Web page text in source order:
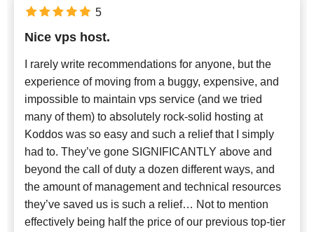
Nice vps host.
I rarely write recommendations for anyone, but the
experience of moving from a buggy, expensive, and
impossible to maintain vps service (and we tried
many of them) to absolutely rock-solid hosting at
Koddos was so easy and such a relief that I simply
had to. They’ve gone SIGNIFICANTLY above and
beyond the call of duty a dozen different ways, and
the amount of management and technical resources
they’ve saved us is such a relief… Not to mention
effectively being half the price of our previous top-tier
5